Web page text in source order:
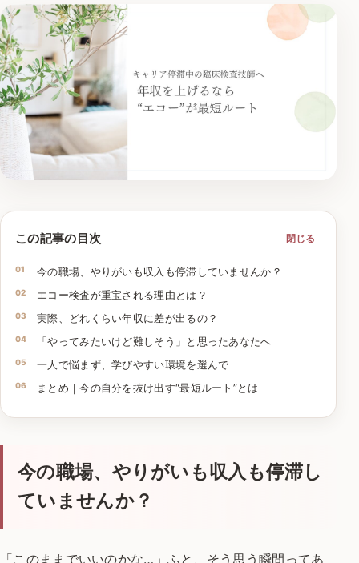
この記事の目次 閉じる
今の職場、やりがいも収入も停滞していませんか？
エコー検査が重宝される理由とは？
実際、どれくらい年収に差が出るの？
「やってみたいけど難しそう」と思ったあなたへ
一人で悩まず、学びやすい環境を選んで
まとめ｜今の自分を抜け出す“最短ルート”とは
今の職場、やりがいも収入も停滞し
ていませんか？
「このままでいいのかな…」 ふと、そう思う瞬間ってあ